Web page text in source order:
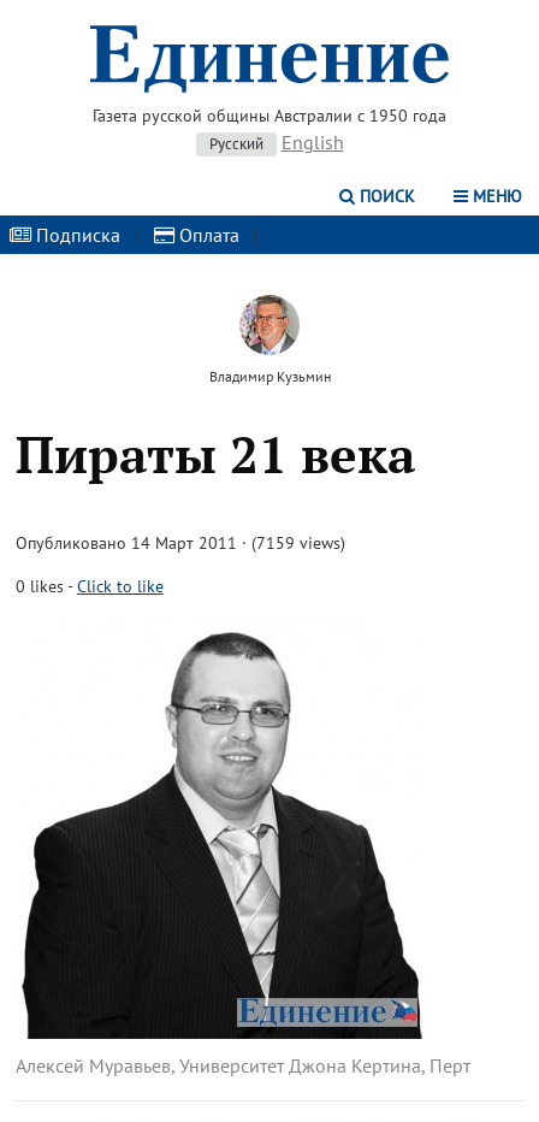
Газета русской общины Австралии с 1950 года
Русский English
ПОИСК МЕНЮ
Подписка | Оплата |
Владимир Кузьмин
Пираты 21 века
Опубликовано 14 Март 2011 · (7159 views)
0 likes-Click to like
Алексей Муравьев, Университет Джона Кертина, Перт